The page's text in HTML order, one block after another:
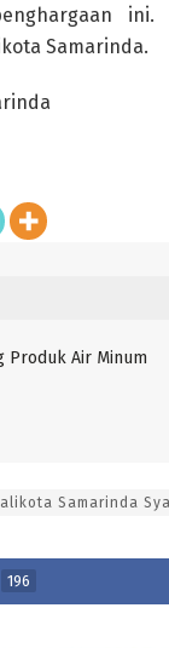
Samarinda.
Produk Air Minum
Samarinda
196